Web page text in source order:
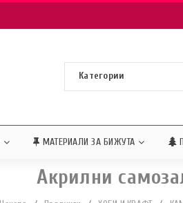
МАТЕРИАЛИ ЗА БИЖУТА
Акрилни